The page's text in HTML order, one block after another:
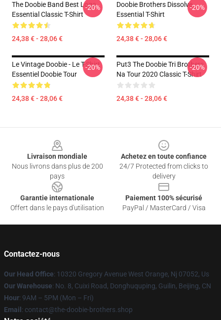
The Doobie Band Best Logo
Essential Classic T-Shirt
24,38 € - 28,06 €
-20%
Doobie Brothers Dissolve
Essential T-Shirt
24,38 € - 28,06 €
-20%
Le Vintage Doobie - Le T-Shirt
Essentiel Doobie Tour
24,38 € - 28,06 €
-20%
Put3 The Doobie Tri Brothers
Na Tour 2020 Classic T-Shirt
24,38 € - 28,06 €
-20%
Livraison mondiale
Nous livrons dans plus de 200
pays
Achetez en toute confiance
24/7 Protected from clicks to
delivery
Garantie internationale
Offert dans le pays d'utilisation
Paiement 100% sécurisé
PayPal / MasterCard / Visa
Contactez-nous
Our Head Office: 10320 Gregory Avenue West Orange, Nj 07052, Us
Our Warehouse: No. 8, Cuixi Road, Donghuquping, Guilin, Beijing, CN
Hour: 9AM – 5PM (Mon – Fri)
Email : contact@the-doobie-brothers.shop